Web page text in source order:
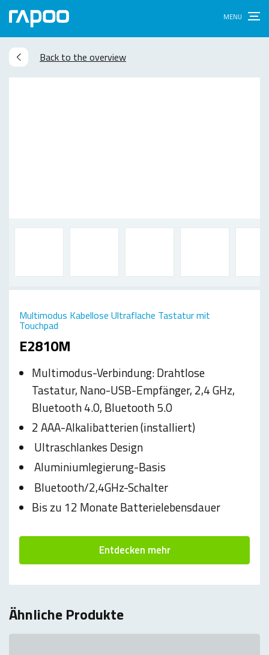
Back to the overview
E2810M
Multimodus Kabellose Ultraflache Tastatur mit
Touchpad
Multimodus-Verbindung: Drahtlose
Tastatur, Nano-USB-Empfänger, 2,4 GHz,
Bluetooth 4.0, Bluetooth 5.0
2 AAA-Alkalibatterien (installiert)
Ultraschlankes Design
Aluminiumlegierung-Basis
Bluetooth/2,4GHz-Schalter
Bis zu 12 Monate Batterielebensdauer
Entdecken mehr
Ähnliche Produkte